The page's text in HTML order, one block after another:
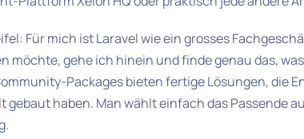
Für mich ist Laravel wie ein grosses
möchte, gehe ich hinein und finde genau das,
Packages bieten fertige Lösungen, die
gebaut haben. Man wählt einfach das Passende